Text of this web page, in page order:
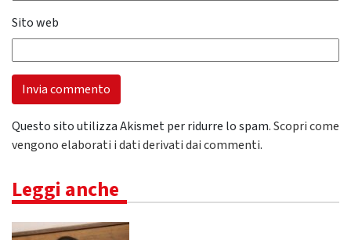
Sito web
Questo sito utilizza Akismet per ridurre lo spam.Scopri come
vengono elaborati i dati derivati dai commenti.
Leggi anche